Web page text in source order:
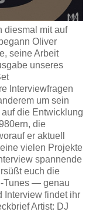
diesmal mit auf
Oliver
seine Arbeit
unseres
Interviewfragen
um sein
die Entwicklung
die
er aktuell
vielen Projekte
spannende
euch die
— genau
Interview findet ihr
Artist: DJ